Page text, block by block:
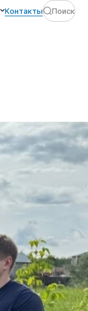
Контакты Поиск